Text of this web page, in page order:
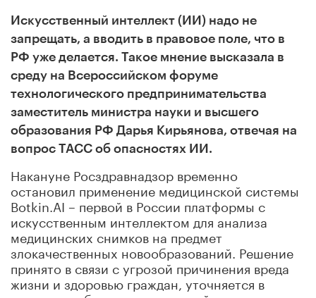
Искусственный интеллект (ИИ) надо не
запрещать, а вводить в правовое поле, что в
РФ уже делается. Такое мнение высказала в
среду на Всероссийском форуме
технологического предпринимательства
заместитель министра науки и высшего
образования РФ Дарья Кирьянова, отвечая на
вопрос ТАСС об опасностях ИИ.
Накануне Росздравнадзор временно
остановил применение медицинской системы
Botkin.AI – первой в России платформы с
искусственным интеллектом для анализа
медицинских снимков на предмет
злокачественных новообразований. Решение
принято в связи с угрозой причинения вреда
жизни и здоровью граждан, уточняется в